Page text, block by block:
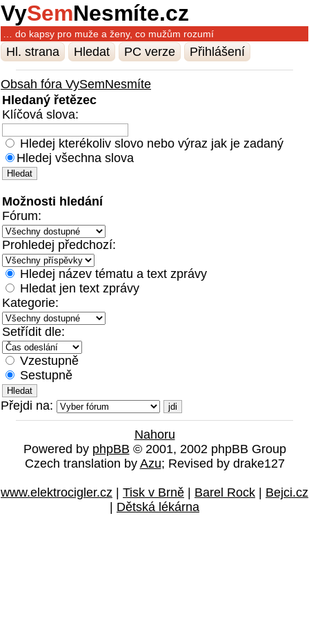
VySemNesmíte.cz
… do kapsy pro muže a ženy, co mužům rozumí
Hl. strana Hledat PC verze Přihlášení
Obsah fóra VySemNesmíte
Hledaný řetězec
Klíčová slova:
Hledej kterékoliv slovo nebo výraz jak je zadaný
Hledej všechna slova
Možnosti hledání
Fórum:
Prohledej předchozí:
Hledej název tématu a text zprávy
Hledat jen text zprávy
Kategorie:
Setřídit dle:
Vzestupně
Sestupně
Přejdi na:
Nahoru
Powered by phpBB © 2001, 2002 phpBB Group
Czech translation by Azu; Revised by drake127
www.elektrocigler.cz Tisk v Brně Barel Rock
Bejci.cz
Dětská lékárna